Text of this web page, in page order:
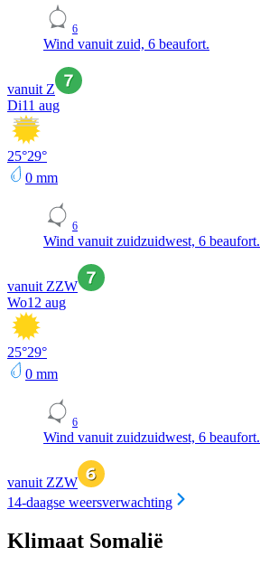
6
Wind vanuit zuid, 6 beaufort.
vanuit Z
Di11 aug
25°29°
0 mm
6
Wind vanuit zuidzuidwest, 6 beaufort.
vanuit ZZW
Wo12 aug
25°29°
0 mm
6
Wind vanuit zuidzuidwest, 6 beaufort.
vanuit ZZW
14-daagse weersverwachting
Klimaat Somalië